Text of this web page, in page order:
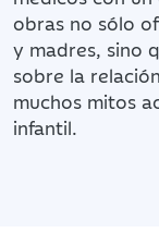
obras no sólo
y madres, sino
sobre la
muchos mitos
infantil.